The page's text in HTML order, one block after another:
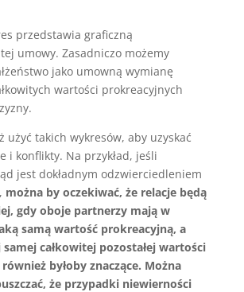
przedstawia graficzną
umowy. Zasadniczo możemy
jako umowną wymianę
wartości prokreacyjnych
użyć takich wykresów, aby uzyskać
i konflikty. Na przykład, jeśli
jest dokładnym odzwierciedleniem
można by oczekiwać, że relacje będą
gdy oboje partnerzy mają w
samą wartość prokreacyjną, a
całkowitej pozostałej wartości
byłoby znaczące. Można
że przypadki niewierności